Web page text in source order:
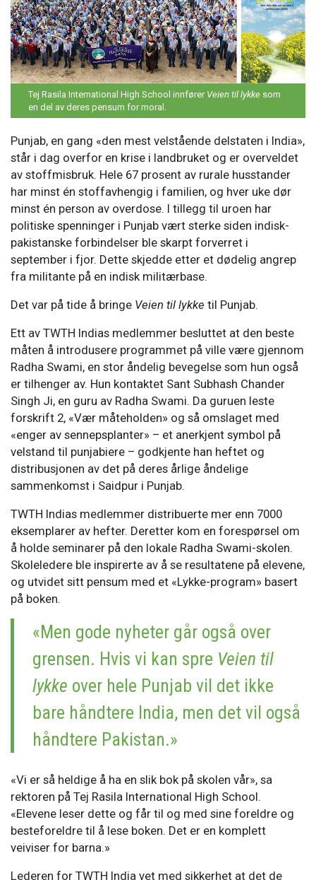
Tej Rasila International High School innfører Veien til lykke som
en del av deres pensum for moral.
Punjab, en gang «den mest velstående delstaten i India»,
står i dag overfor en krise i landbruket og er overveldet
av stoffmisbruk. Hele 67 prosent av rurale husstander
har minst én stoffavhengig i familien, og hver uke dør
minst én person av overdose. I tillegg til uroen har
politiske spenninger i Punjab vært sterke siden indisk-
pakistanske forbindelser ble skarpt forverret i
september i fjor. Dette skjedde etter et dødelig angrep
fra militante på en indisk militærbase.
Det var på tide å bringe Veien til lykke til Punjab.
Ett av TWTH Indias medlemmer besluttet at den beste
måten å introdusere programmet på ville være gjennom
Radha Swami, en stor åndelig bevegelse som hun også
er tilhenger av. Hun kontaktet Sant Subhash Chander
Singh Ji, en guru av Radha Swami. Da guruen leste
forskrift 2, «Vær måteholden» og så omslaget med
«enger av sennepsplanter» – et anerkjent symbol på
velstand til punjabiere – godkjente han heftet og
distribusjonen av det på deres årlige åndelige
sammenkomst i Saidpur i Punjab.
TWTH Indias medlemmer distribuerte mer enn 7000
eksemplarer av hefter. Deretter kom en forespørsel om
å holde seminarer på den lokale Radha Swami-skolen.
Skoleledere ble inspirerte av å se resultatene på elevene,
og utvidet sitt pensum med et «Lykke-program» basert
på boken.
«Men gode nyheter går også over
grensen. Hvis vi kan spre Veien til
lykke over hele Punjab vil det ikke
bare håndtere India, men det vil også
håndtere Pakistan.»
«Vi er så heldige å ha en slik bok på skolen vår», sa
rektoren på Tej Rasila International High School.
«Elevene leser dette og får til og med sine foreldre og
besteforeldre til å lese boken. Det er en komplett
veiviser for barna.»
Lederen for TWTH India vet med sikkerhet at det de